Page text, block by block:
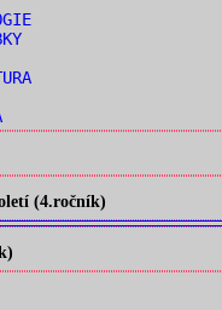
(4.ročník)